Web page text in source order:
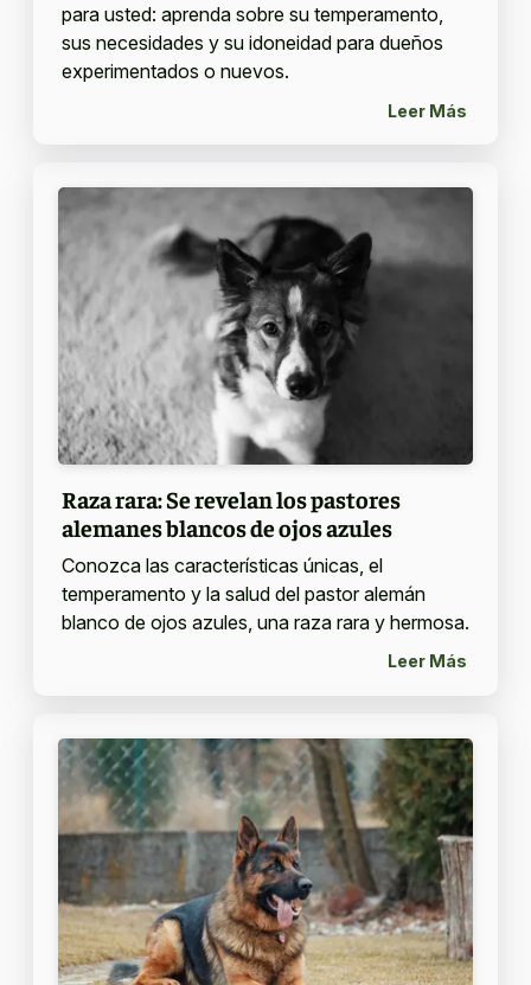
para usted: aprenda sobre su temperamento,
sus necesidades y su idoneidad para dueños
experimentados o nuevos.
Leer Más
Raza rara: Se revelan los pastores
alemanes blancos de ojos azules
Conozca las características únicas, el
temperamento y la salud del pastor alemán
blanco de ojos azules, una raza rara y hermosa.
Leer Más